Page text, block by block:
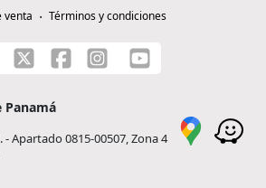
venta
Términos y condiciones
Panamá
Apartado 0815-00507, Zona 4